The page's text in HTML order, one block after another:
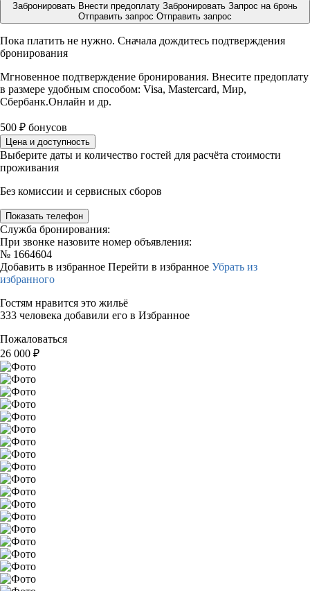
Забронировать Внести предоплату Забронировать Запрос на бронь
Отправить запрос Отправить запрос
Пока платить не нужно. Сначала дождитесь подтверждения
бронирования
Мгновенное подтверждение бронирования. Внесите предоплату
в размере удобным способом: Visa, Mastercard, Мир,
Сбербанк.Онлайн и др.
500 ₽ бонусов
Цена и доступность
Выберите даты и количество гостей для расчёта стоимости
проживания
Без комиссии и сервисных сборов
Показать телефон
Служба бронирования:
При звонке назовите номер объявления:
№ 1664604
Добавить в избранное Перейти в избранное Убрать из
избранного
Гостям нравится это жильё
333 человека добавили его в Избранное
Пожаловаться
26 000 ₽